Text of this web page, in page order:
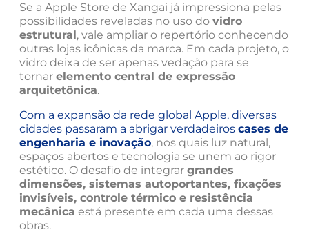
Se a Apple Store de Xangai já impressiona pelas
possibilidades reveladas no uso do vidro
estrutural, vale ampliar o repertório conhecendo
outras lojas icônicas da marca. Em cada projeto, o
vidro deixa de ser apenas vedação para se
tornar elemento central de expressão
arquitetônica.
Com a expansão da rede global Apple, diversas
cidades passaram a abrigar verdadeiros cases de
engenharia e inovação, nos quais luz natural,
espaços abertos e tecnologia se unem ao rigor
estético. O desafio de integrar grandes
dimensões, sistemas autoportantes, fixações
invisíveis, controle térmico e resistência
mecânica está presente em cada uma dessas
obras.